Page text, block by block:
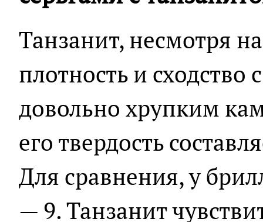
Танзанит, несмотря
плотность и сходство
довольно хрупким
его твердость
Для сравнения, у
— 9. Танзанит